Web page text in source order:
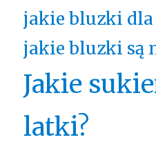
jakie bluzki dla
jakie bluzki są
Jakie
latki?